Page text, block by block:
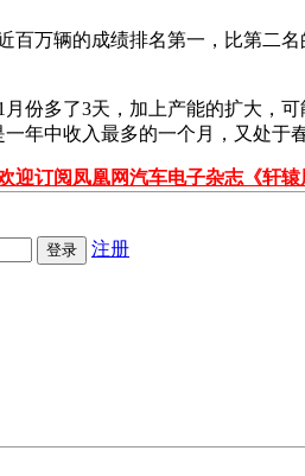
百万辆的成绩排名第一，比第二名
份多了3天，加上产能的扩大，
年中收入最多的一个月，又处于
迎订阅凤凰网汽车电子杂志《轩辕
注册